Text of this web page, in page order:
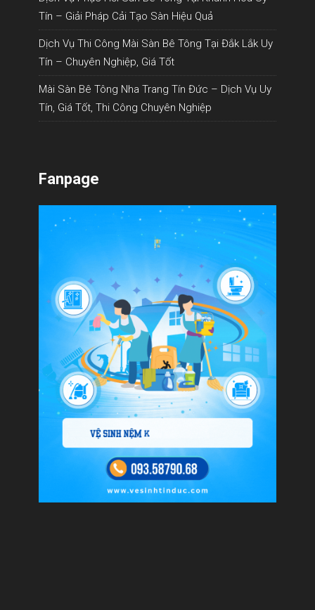
Tín – Giải Pháp Cải Tạo Sàn Hiệu Quả
Dịch Vụ Thi Công Mài Sàn Bê Tông Tại Đắk Lắk Uy
Tín – Chuyên Nghiệp, Giá Tốt
Mài Sàn Bê Tông Nha Trang Tín Đức – Dịch Vụ Uy
Tín, Giá Tốt, Thi Công Chuyên Nghiệp
Fanpage